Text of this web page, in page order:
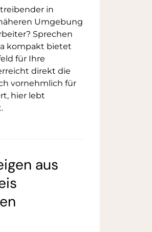
in
Umgebung
Sprechen
kompakt bietet
für Ihre
direkt die
vornehmlich für
hier lebt
aus